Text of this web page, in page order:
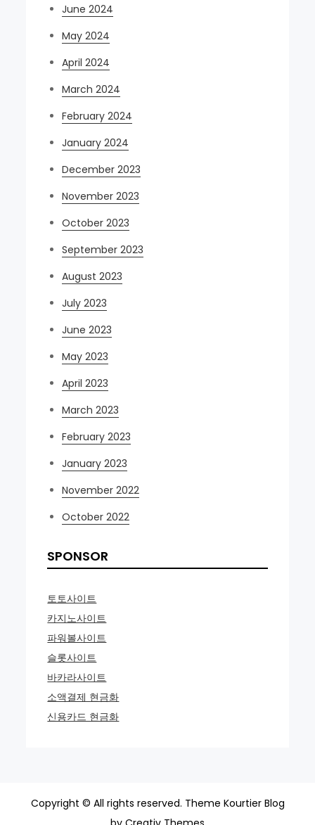
June 2024
May 2024
April 2024
March 2024
February 2024
January 2024
December 2023
November 2023
October 2023
September 2023
August 2023
July 2023
June 2023
May 2023
April 2023
March 2023
February 2023
January 2023
November 2022
October 2022
SPONSOR
토토사이트
카지노사이트
파워볼사이트
슬롯사이트
바카라사이트
소액결제 현금화
신용카드 현금화
Copyright © All rights reserved. Theme Kourtier Blog